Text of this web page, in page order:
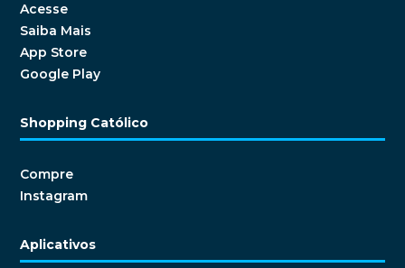
Acesse
Saiba Mais
App Store
Google Play
Shopping Católico
Compre
Instagram
Aplicativos